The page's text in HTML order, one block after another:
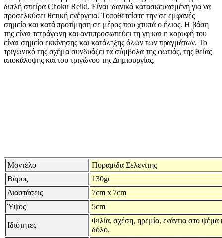
διπλή σπείρα Choku Reiki. Είναι ιδανικά κατασκευασμένη για να
προσελκύσει θετική ενέργεια. Τοποθετείστε την σε εμφανές
σημείο και κατά προτίμηση σε μέρος που χτυπά ο ήλιος. Η βάση
της είναι τετράγωνη και αντιπροσωπεύει τη γη και η κορυφή του
είναι σημείο εκκίνησης και κατάληξης όλων των πραγμάτων. Το
τριγωνικό της σχήμα συνδυάζει τα σύμβολα της φωτιάς, της θείας
αποκάλυψης και του τριγώνου της Δημιουργίας.
Μοντέλο
Πυραμίδα Σελενίτης
Βάρος
130gr
Διαστάσεις
7cm x 7cm
Ύψος
5cm
Ιδιότητες
Φιλία, σχέση, ηρεμία, ενάντια στο ψέμα
δόλο.